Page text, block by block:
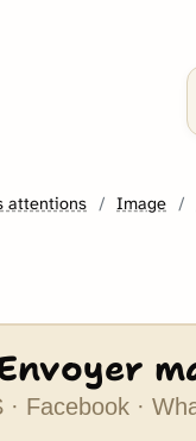
attentions Image
· Facebook ·